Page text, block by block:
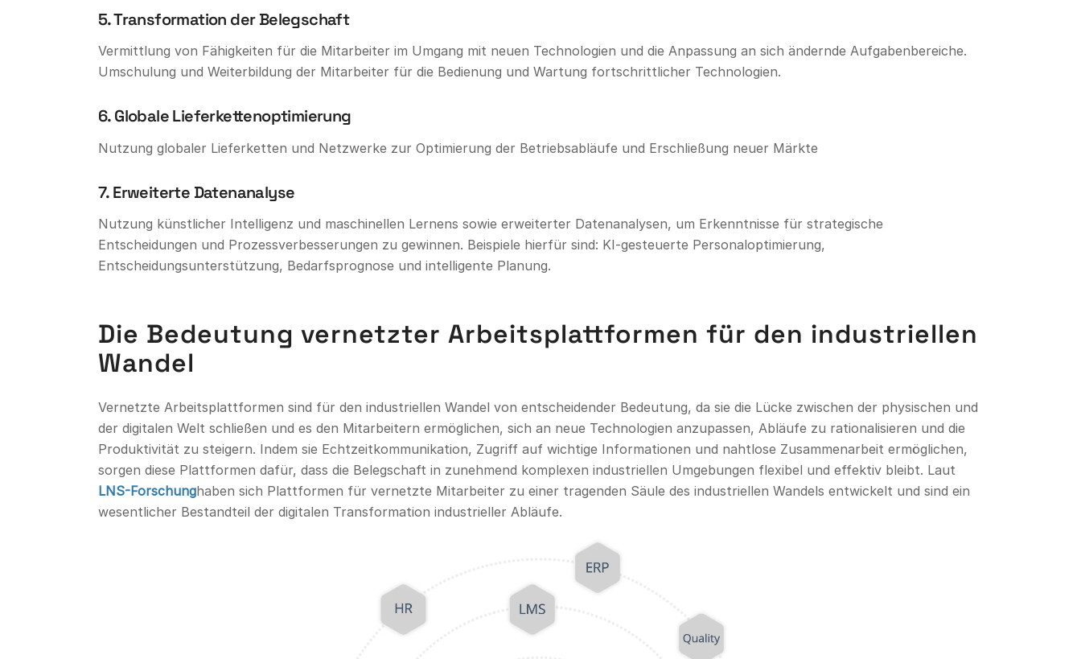
5. Transformation der Belegschaft
Vermittlung von Fähigkeiten für die Mitarbeiter im Umgang mit neuen Technologien und die Anpassung an sich ändernde Aufgabenbereiche.
Umschulung und Weiterbildung der Mitarbeiter für die Bedienung und Wartung fortschrittlicher Technologien.
6. Globale Lieferkettenoptimierung
Nutzung globaler Lieferketten und Netzwerke zur Optimierung der Betriebsabläufe und Erschließung neuer Märkte
7. Erweiterte Datenanalyse
Nutzung künstlicher Intelligenz und maschinellen Lernens sowie erweiterter Datenanalysen, um Erkenntnisse für strategische
Entscheidungen und Prozessverbesserungen zu gewinnen. Beispiele hierfür sind: KI-gesteuerte Personaloptimierung,
Entscheidungsunterstützung, Bedarfsprognose und intelligente Planung.
Die Bedeutung vernetzter Arbeitsplattformen für den industriellen
Wandel
Vernetzte Arbeitsplattformen sind für den industriellen Wandel von entscheidender Bedeutung, da sie die Lücke zwischen der physischen und
der digitalen Welt schließen und es den Mitarbeitern ermöglichen, sich an neue Technologien anzupassen, Abläufe zu rationalisieren und die
Produktivität zu steigern. Indem sie Echtzeitkommunikation, Zugriff auf wichtige Informationen und nahtlose Zusammenarbeit ermöglichen,
sorgen diese Plattformen dafür, dass die Belegschaft in zunehmend komplexen industriellen Umgebungen flexibel und effektiv bleibt. Laut
LNS-Forschunghaben sich Plattformen für vernetzte Mitarbeiter zu einer tragenden Säule des industriellen Wandels entwickelt und sind ein
wesentlicher Bestandteil der digitalen Transformation industrieller Abläufe.